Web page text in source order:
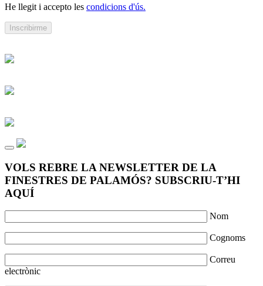
He llegit i accepto les condicions d'ús.
VOLS REBRE LA NEWSLETTER DE LA
FINESTRES DE PALAMÓS? SUBSCRIU-T’HI
AQUÍ
Nom
Cognoms
Correu
electrònic